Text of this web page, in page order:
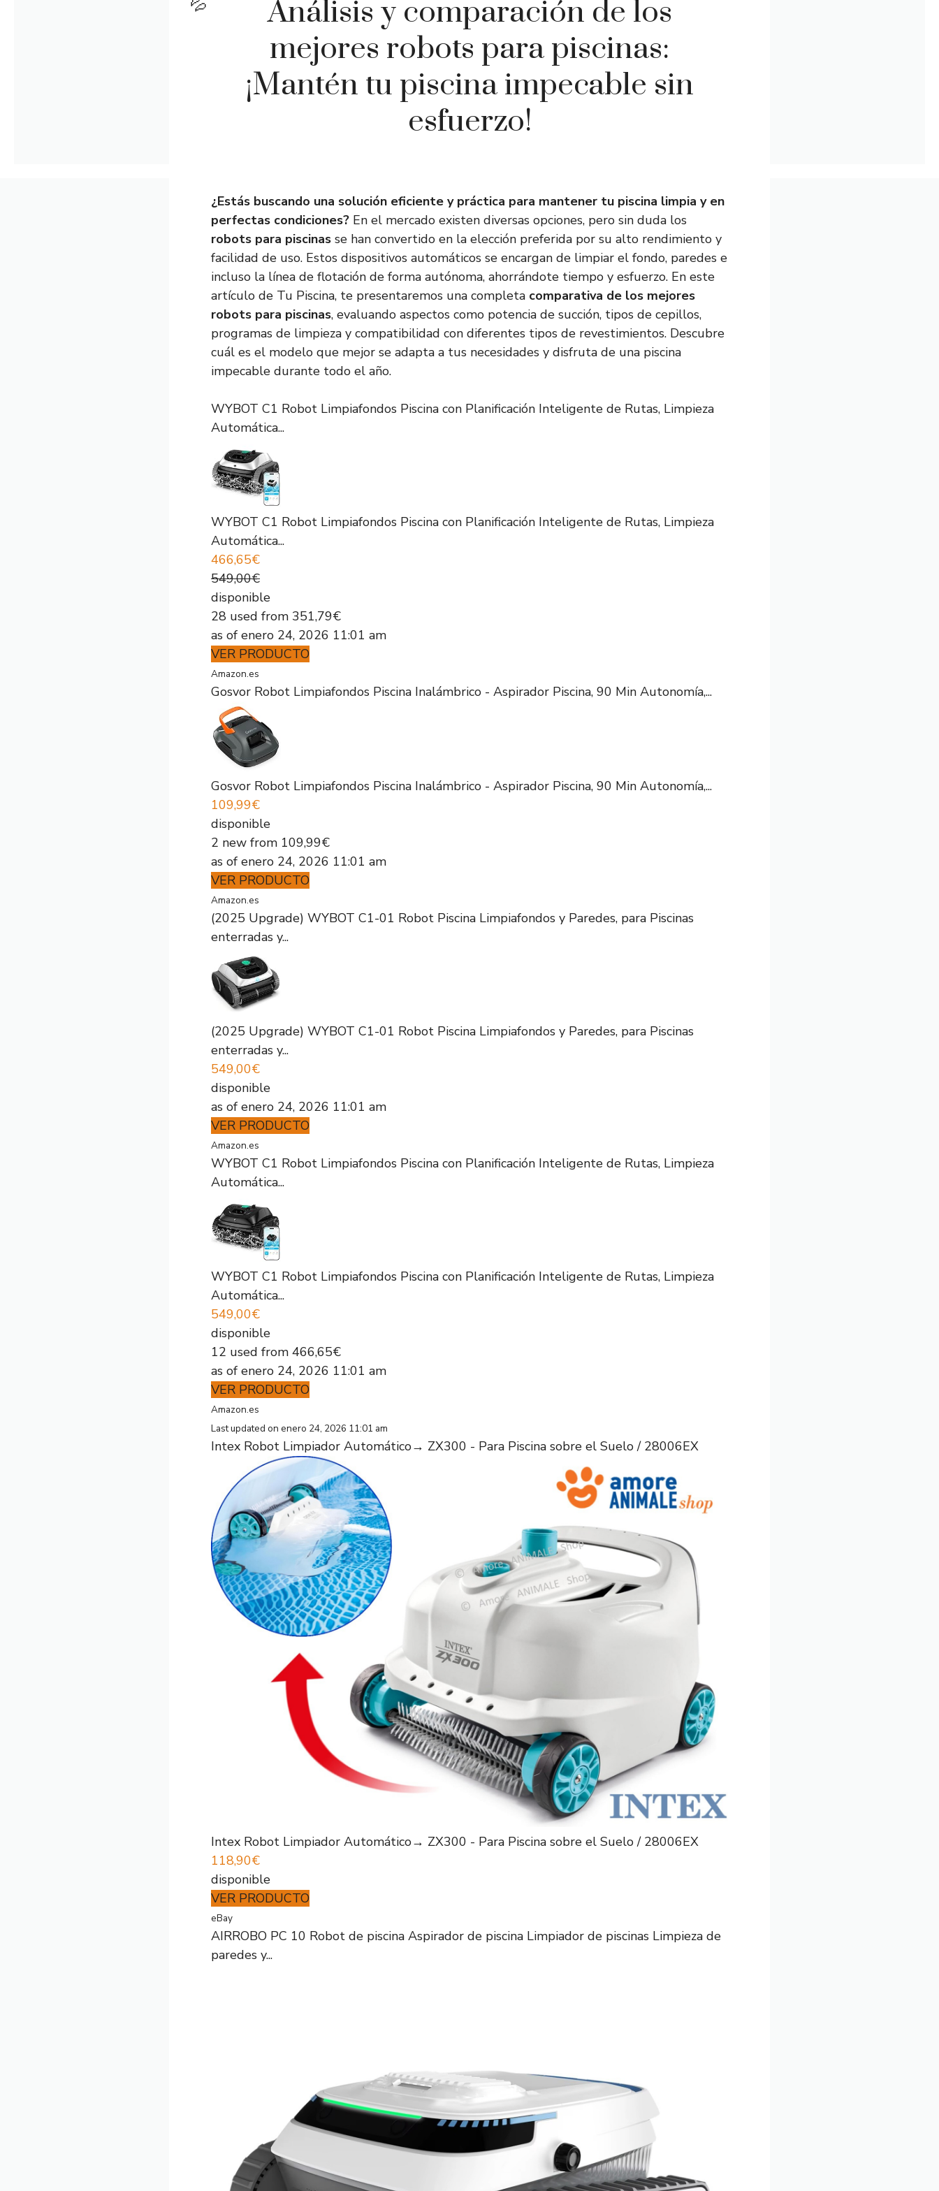
Análisis y comparación de los
mejores robots para piscinas:
¡Mantén tu piscina impecable sin
esfuerzo!
¿Estás buscando una solución eficiente y práctica para mantener tu piscina limpia y en
perfectas condiciones? En el mercado existen diversas opciones, pero sin duda los
robots para piscinas se han convertido en la elección preferida por su alto rendimiento y
facilidad de uso. Estos dispositivos automáticos se encargan de limpiar el fondo, paredes e
incluso la línea de flotación de forma autónoma, ahorrándote tiempo y esfuerzo. En este
artículo de Tu Piscina, te presentaremos una completa comparativa de los mejores
robots para piscinas, evaluando aspectos como potencia de succión, tipos de cepillos,
programas de limpieza y compatibilidad con diferentes tipos de revestimientos. Descubre
cuál es el modelo que mejor se adapta a tus necesidades y disfruta de una piscina
impecable durante todo el año.
WYBOT C1 Robot Limpiafondos Piscina con Planificación Inteligente de Rutas, Limpieza
Automática...
WYBOT C1 Robot Limpiafondos Piscina con Planificación Inteligente de Rutas, Limpieza
Automática...
466,65€
549,00€
disponible
28 used from 351,79€
as of enero 24, 2026 11:01 am
VER PRODUCTO
Amazon.es
Gosvor Robot Limpiafondos Piscina Inalámbrico - Aspirador Piscina, 90 Min Autonomía,...
Gosvor Robot Limpiafondos Piscina Inalámbrico - Aspirador Piscina, 90 Min Autonomía,...
109,99€
disponible
2 new from 109,99€
as of enero 24, 2026 11:01 am
VER PRODUCTO
Amazon.es
(2025 Upgrade) WYBOT C1-01 Robot Piscina Limpiafondos y Paredes, para Piscinas
enterradas y...
(2025 Upgrade) WYBOT C1-01 Robot Piscina Limpiafondos y Paredes, para Piscinas
enterradas y...
549,00€
disponible
as of enero 24, 2026 11:01 am
VER PRODUCTO
Amazon.es
WYBOT C1 Robot Limpiafondos Piscina con Planificación Inteligente de Rutas, Limpieza
Automática...
WYBOT C1 Robot Limpiafondos Piscina con Planificación Inteligente de Rutas, Limpieza
Automática...
549,00€
disponible
12 used from 466,65€
as of enero 24, 2026 11:01 am
VER PRODUCTO
Amazon.es
Last updated on enero 24, 2026 11:01 am
Intex Robot Limpiador Automático→ ZX300 - Para Piscina sobre el Suelo / 28006EX
Intex Robot Limpiador Automático→ ZX300 - Para Piscina sobre el Suelo / 28006EX
118,90€
disponible
VER PRODUCTO
eBay
AIRROBO PC 10 Robot de piscina Aspirador de piscina Limpiador de piscinas Limpieza de
paredes y...